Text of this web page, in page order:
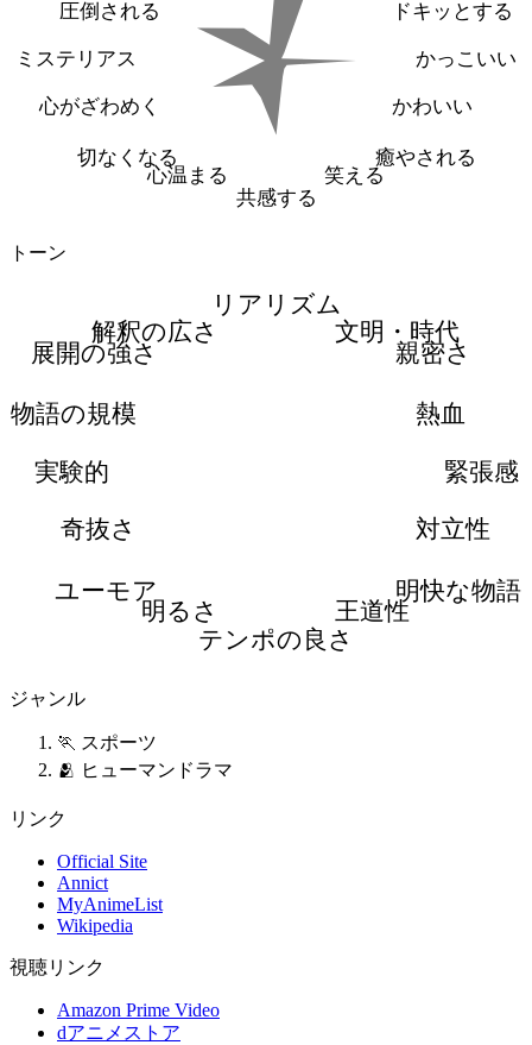
ドキッとする
かっこいい
かわいい
癒やされる
笑える
共感する
心温まる
切なくなる
心がざわめく
ミステリアス
圧倒される
トーン
リアリズム
文明・時代
親密さ
熱血
緊張感
対立性
明快な物語
王道性
テンポの良さ
明るさ
ユーモア
奇抜さ
実験的
物語の規模
展開の強さ
解釈の広さ
ジャンル
🏃 スポーツ
🫂 ヒューマンドラマ
リンク
Official Site
Annict
MyAnimeList
Wikipedia
視聴リンク
Amazon Prime Video
dアニメストア